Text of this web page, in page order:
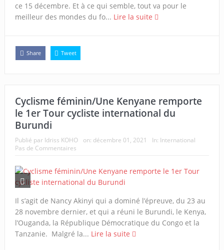
ce 15 décembre. Et à ce qui semble, tout va pour le
meilleur des mondes du fo... Lire la suite
Share Tweet
Cyclisme féminin/Une Kenyane remporte
le 1er Tour cycliste international du
Burundi
Publié par Idriss KOHO on: décembre 01, 2021 In: International
Pas de Commentaires
Il s’agit de Nancy Akinyi qui a dominé l’épreuve, du 23 au
28 novembre dernier, et qui a réuni le Burundi, le Kenya,
l’Ouganda, la République Démocratique du Congo et la
Tanzanie. Malgré la... Lire la suite